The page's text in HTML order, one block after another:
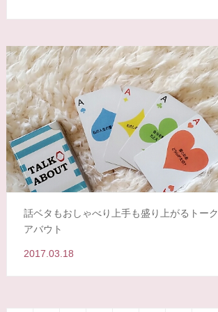
話ベタもおしゃべり上手も盛り上がるトーク
アバウト
2017.03.18